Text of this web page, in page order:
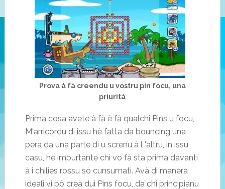
Prova à fà creendu u vostru pin focu, una
priurità
Prima cosa avete à fà è fà qualchi Pins u focu,
M'arricordu di issu hè fatta da bouncing una
pera da una parte di u screnu à l 'altru, in issu
casu, hè impurtante chì vo fà sta prima davanti
à i chilies rossu sò cunsumati. Avà di manera
ideali vi pò creà dui Pins focu, da chi principianu